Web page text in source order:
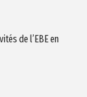
de l’EBE en